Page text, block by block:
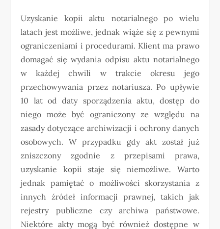
Uzyskanie kopii aktu notarialnego po wielu
latach jest możliwe, jednak wiąże się z pewnymi
ograniczeniami i procedurami. Klient ma prawo
domagać się wydania odpisu aktu notarialnego
w każdej chwili w trakcie okresu jego
przechowywania przez notariusza. Po upływie
10 lat od daty sporządzenia aktu, dostęp do
niego może być ograniczony ze względu na
zasady dotyczące archiwizacji i ochrony danych
osobowych. W przypadku gdy akt został już
zniszczony zgodnie z przepisami prawa,
uzyskanie kopii staje się niemożliwe. Warto
jednak pamiętać o możliwości skorzystania z
innych źródeł informacji prawnej, takich jak
rejestry publiczne czy archiwa państwowe.
Niektóre akty mogą być również dostępne w